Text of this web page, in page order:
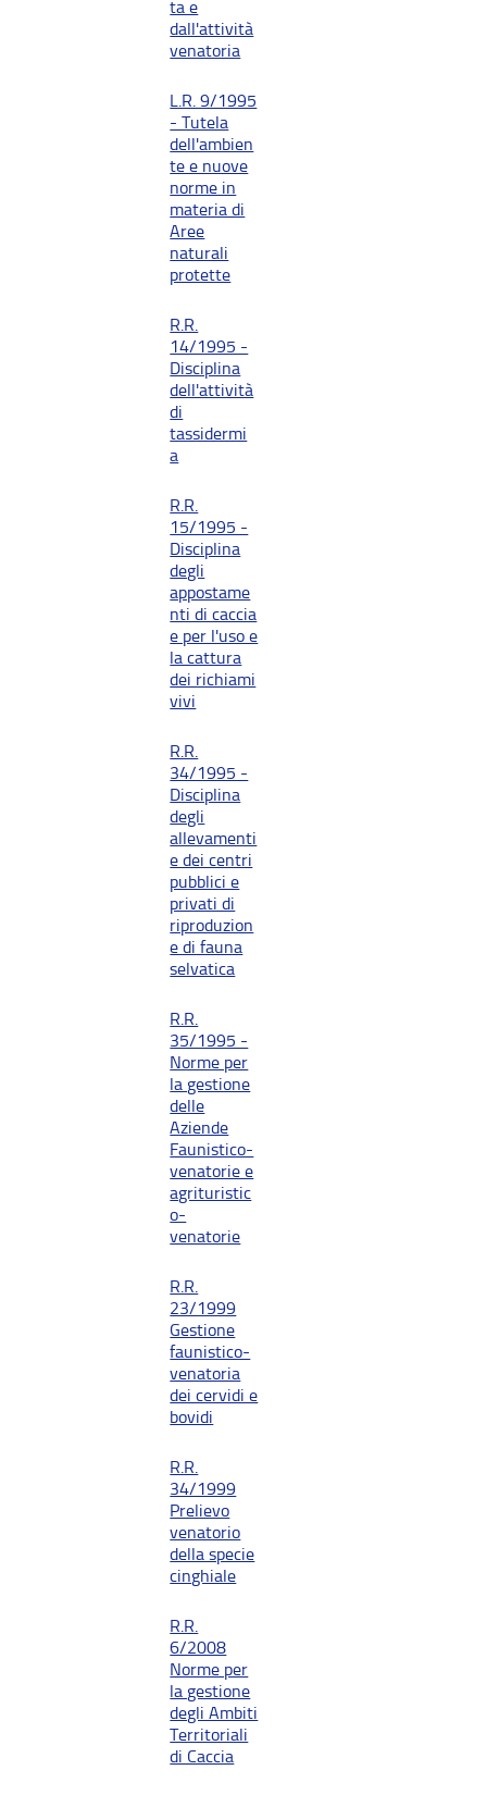
ta e
dall'attività
venatoria
L.R. 9/1995
- Tutela
dell'ambien
te e nuove
norme in
materia di
Aree
naturali
protette
R.R.
14/1995 -
Disciplina
dell'attività
di
tassidermi
a
R.R.
15/1995 -
Disciplina
degli
appostame
nti di caccia
e per l'uso e
la cattura
dei richiami
vivi
R.R.
34/1995 -
Disciplina
degli
allevamenti
e dei centri
pubblici e
privati di
riproduzion
e di fauna
selvatica
R.R.
35/1995 -
Norme per
la gestione
delle
Aziende
Faunistico-
venatorie e
agrituristic
o-
venatorie
R.R.
23/1999
Gestione
faunistico-
venatoria
dei cervidi e
bovidi
R.R.
34/1999
Prelievo
venatorio
della specie
cinghiale
R.R.
6/2008
Norme per
la gestione
degli Ambiti
Territoriali
di Caccia